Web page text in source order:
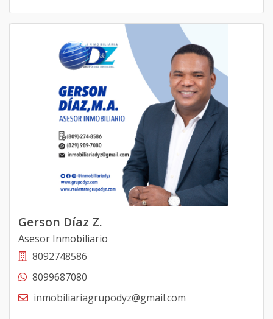
Gerson Díaz Z.
Asesor Inmobiliario
8092748586
8099687080
inmobiliariagrupodyz@gmail.com